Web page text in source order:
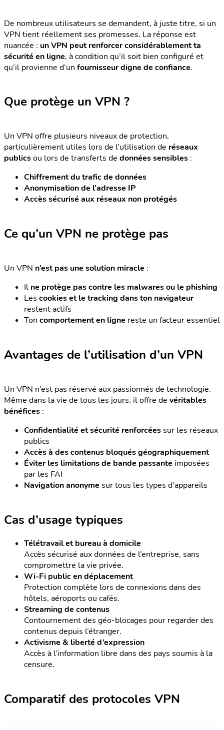
De nombreux utilisateurs se demandent, à juste titre, si un
VPN tient réellement ses promesses. La réponse est
nuancée : un VPN peut renforcer considérablement ta
sécurité en ligne, à condition qu’il soit bien configuré et
qu’il provienne d’un fournisseur digne de confiance.
Que protège un VPN ?
Un VPN offre plusieurs niveaux de protection,
particulièrement utiles lors de l’utilisation de réseaux
publicsou lors de transferts de données sensibles :
Chiffrement du trafic de données
Anonymisation de l’adresse IP
Accès sécurisé aux réseaux non protégés
Ce qu’un VPN ne protège pas
Un VPN n’est pas une solution miracle :
Il ne protège pas contre les malwares ou le phishing
Les cookies et le tracking dans ton navigateur
restent actifs
Ton comportement en ligne reste un facteur essentiel
Avantages de l’utilisation d’un VPN
Un VPN n’est pas réservé aux passionnés de technologie.
Même dans la vie de tous les jours, il offre de véritables
bénéfices :
Confidentialité et sécurité renforcéessur les réseaux
publics
Accès à des contenus bloqués géographiquement
Éviter les limitations de bande passante imposées
par les FAI
Navigation anonyme sur tous les types d’appareils
Cas d’usage typiques
Télétravail et bureau à domicile
Accès sécurisé aux données de l’entreprise, sans
compromettre la vie privée.
Wi-Fi public en déplacement
Protection complète lors de connexions dans des
hôtels, aéroports ou cafés.
Streaming de contenus
Contournement des géo-blocages pour regarder des
contenus depuis l’étranger.
Activisme & liberté d’expression
Accès à l’information libre dans des pays soumis à la
censure.
Comparatif des protocoles VPN